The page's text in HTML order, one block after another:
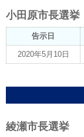
小田原市長選挙
告示日
2020年5月10日
綾瀬市長選挙